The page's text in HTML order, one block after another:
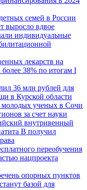
семей в России
выросло вдвое
индивидуальные
лекарств на
38% по итогам I
36 млн рублей для
в Курской области
ученых в Сочи
за счет науки
внутривенный
В получил
переобучения
нацпроекта
опорных пунктов
базой для